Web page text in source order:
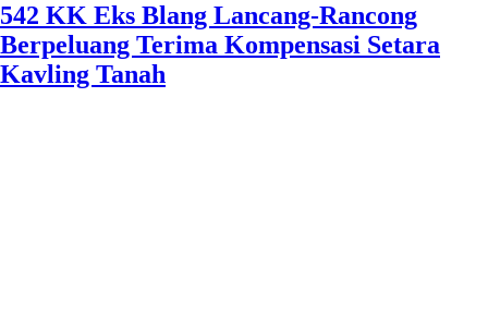
542 KK Eks Blang Lancang-Rancong
Berpeluang Terima Kompensasi Setara
Kavling Tanah